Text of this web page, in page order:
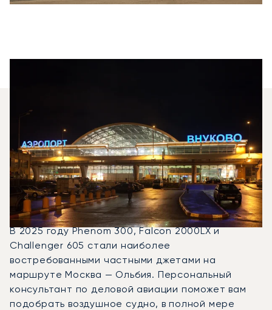
Какие Типы Бизнес-
Джетов Можно
Арендовать Для
Перелета Между
Ольбией И Москвой?
В 2025 году Phenom 300, Falcon 2000LX и
Challenger 605 стали наиболее
востребованными частными джетами на
маршруте Москва — Ольбия. Персональный
консультант по деловой авиации поможет вам
подобрать воздушное судно, в полной мере